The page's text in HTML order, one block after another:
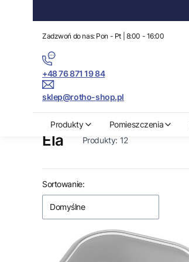
Zadzwoń do nas: Pon - Pt | 8:00 - 16:00
+48 76 871 19 84
sklep@rotho-shop.pl
Produkty Pomieszczenia
Ela Produkty: 12
Lista produktów
Sortowanie:
Domyślne